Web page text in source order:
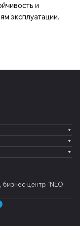
и
эксплуатации.
бизнес-центр "NEO